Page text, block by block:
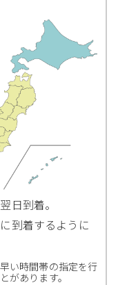
日到着。
到着するように
い時間帯の指定を行
があります。